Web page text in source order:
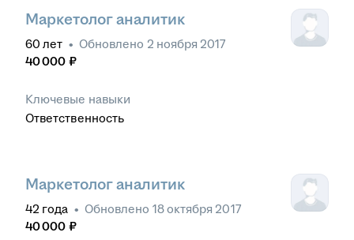
Маркетолог аналитик
60 лет • Обновлено 2 ноября 2017
40 000 ₽
Ключевые навыки
Ответственность
Маркетолог аналитик
42 года • Обновлено 18 октября 2017
40 000 ₽